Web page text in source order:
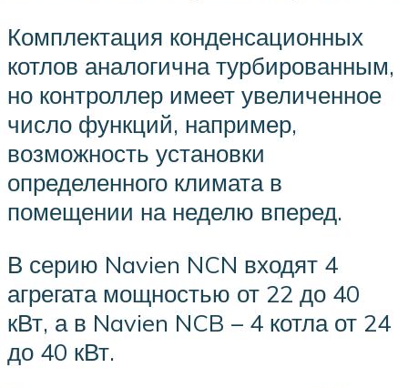
Комплектация конденсационных
котлов аналогична турбированным,
но контроллер имеет увеличенное
число функций, например,
возможность установки
определенного климата в
помещении на неделю вперед.
В серию Navien NCN входят 4
агрегата мощностью от 22 до 40
кВт, а в Navien NCB – 4 котла от 24
до 40 кВт.